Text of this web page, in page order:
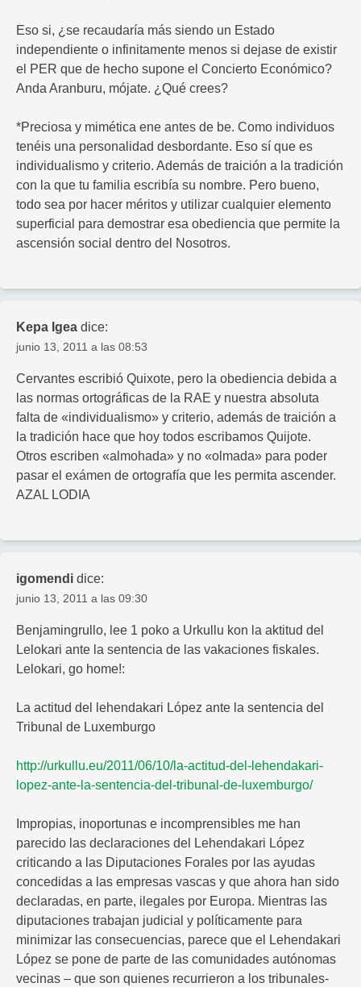
Eso si, ¿se recaudaría más siendo un Estado
independiente o infinitamente menos si dejase de existir
el PER que de hecho supone el Concierto Económico?
Anda Aranburu, mójate. ¿Qué crees?
*Preciosa y mimética ene antes de be. Como individuos
tenéis una personalidad desbordante. Eso sí que es
individualismo y criterio. Además de traición a la tradición
con la que tu familia escribía su nombre. Pero bueno,
todo sea por hacer méritos y utilizar cualquier elemento
superficial para demostrar esa obediencia que permite la
ascensión social dentro del Nosotros.
Kepa Igea dice:
junio 13, 2011 a las 08:53
Cervantes escribió Quixote, pero la obediencia debida a
las normas ortográficas de la RAE y nuestra absoluta
falta de «individualismo» y criterio, además de traición a
la tradición hace que hoy todos escribamos Quijote.
Otros escriben «almohada» y no «olmada» para poder
pasar el exámen de ortografía que les permita ascender.
AZAL LODIA
igomendi dice:
junio 13, 2011 a las 09:30
Benjamingrullo, lee 1 poko a Urkullu kon la aktitud del
Lelokari ante la sentencia de las vakaciones fiskales.
Lelokari, go home!:
La actitud del lehendakari López ante la sentencia del
Tribunal de Luxemburgo
http://urkullu.eu/2011/06/10/la-actitud-del-lehendakari-
lopez-ante-la-sentencia-del-tribunal-de-luxemburgo/
Impropias, inoportunas e incomprensibles me han
parecido las declaraciones del Lehendakari López
criticando a las Diputaciones Forales por las ayudas
concedidas a las empresas vascas y que ahora han sido
declaradas, en parte, ilegales por Europa. Mientras las
diputaciones trabajan judicial y políticamente para
minimizar las consecuencias, parece que el Lehendakari
López se pone de parte de las comunidades autónomas
vecinas – que son quienes recurrieron a los tribunales-